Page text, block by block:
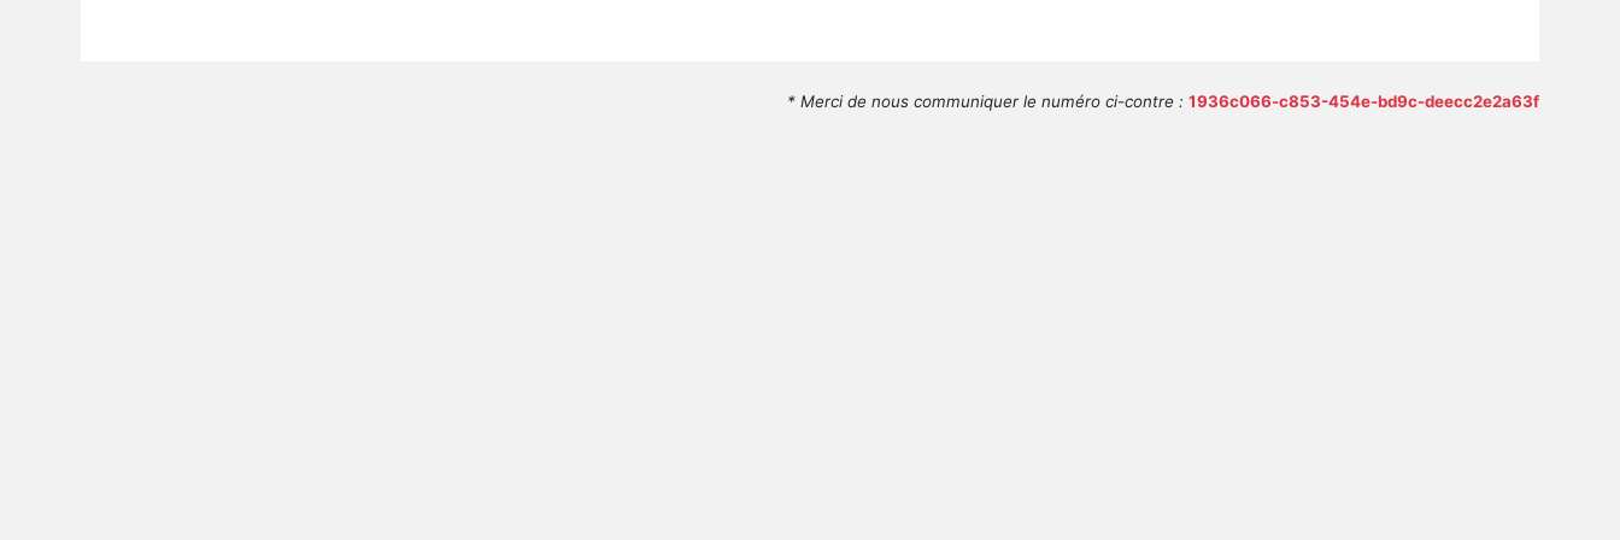
* Merci de nous communiquer le numéro ci-contre : 1936c066-c853-454e-bd9c-deecc2e2a63f